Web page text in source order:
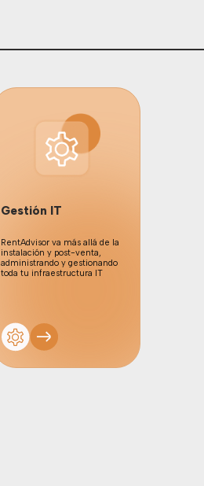
Gestión IT
RentAdvisor va más allá de la
instalación y post-venta,
administrando y gestionando
toda tu infraestructura IT